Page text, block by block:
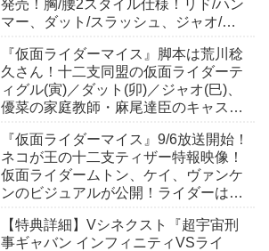
発売！胸/腰2スタイル仕様！リド/ハン
マー、ダット/スラッシュ、ジャオ/バ
も！
『仮面ライダーマイス』脚本は荒川稔
久さん！十二支同盟の仮面ライダーテ
ィグル(寅)／ダット(卯)／ジャオ(巳)、
優菜の家庭教師・麻尾達臣のキャスト
んも変身！
『仮面ライダーマイス』9/6放送開始！
ネコが王の十二支ティザー特報映像！
仮面ライダームトン、ケイ、ヴァンケ
ンのビジュアルが公開！ライダーは子
【特典詳細】Vシネクスト『超宇宙刑
事ギャバン インフィニティVSライ